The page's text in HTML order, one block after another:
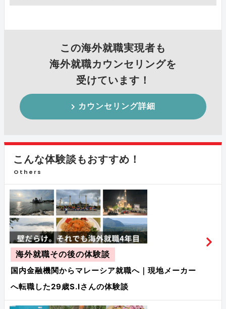
この海外就職実現者も
海外就職カウンセリングを
受けています！
カウンセリング詳細
こんな体験談もおすすめ！
Others
海外就職その後の体験談
国内金融機関からマレーシア就職へ｜現地メーカー
へ転職した29歳S.Iさんの体験談